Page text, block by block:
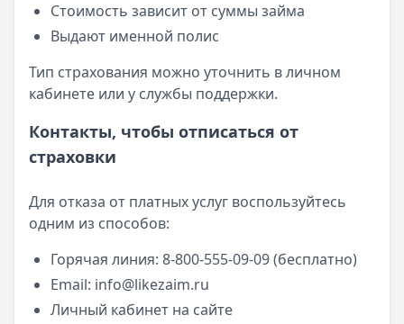
Стоимость зависит от суммы займа
Выдают именной полис
Тип страхования можно уточнить в личном
кабинете или у службы поддержки.
Контакты, чтобы отписаться от
страховки
Для отказа от платных услуг воспользуйтесь
одним из способов:
Горячая линия: 8-800-555-09-09 (бесплатно)
Email: info@likezaim.ru
Личный кабинет на сайте